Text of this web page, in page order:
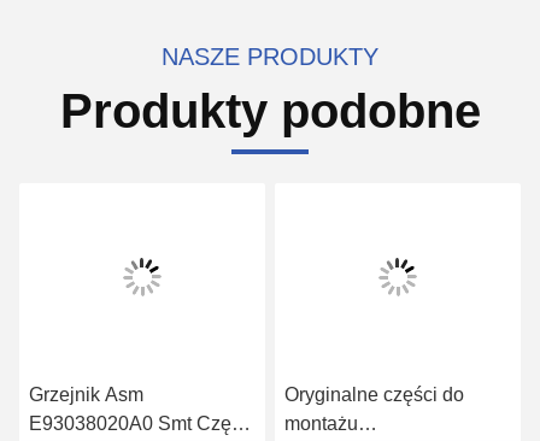
NASZE PRODUKTY
Produkty podobne
Grzejnik Asm
E93038020A0 Smt Części
Oryginalne części do
montażu